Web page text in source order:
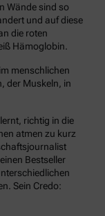
Wände sind so
und auf diese
die roten
Hämoglobin.
menschlichen
der Muskeln, in
richtig in die
atmen zu kurz
Bestseller
Sein Credo: